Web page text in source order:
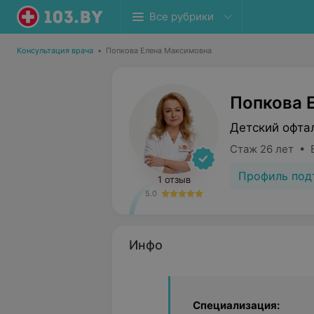
Все рубрики
Консультация врача • Попкова Елена Максимовна
1 отзыв
5.0
Попкова
Детский
Стаж 26 лет •
Профиль
Инфо
Специализация: